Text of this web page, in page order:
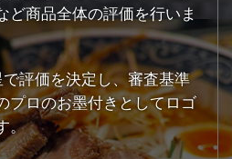
ど商品全体の評価を行いま
評価を決定し、審査基準
プロのお墨付きとしてロゴ
。